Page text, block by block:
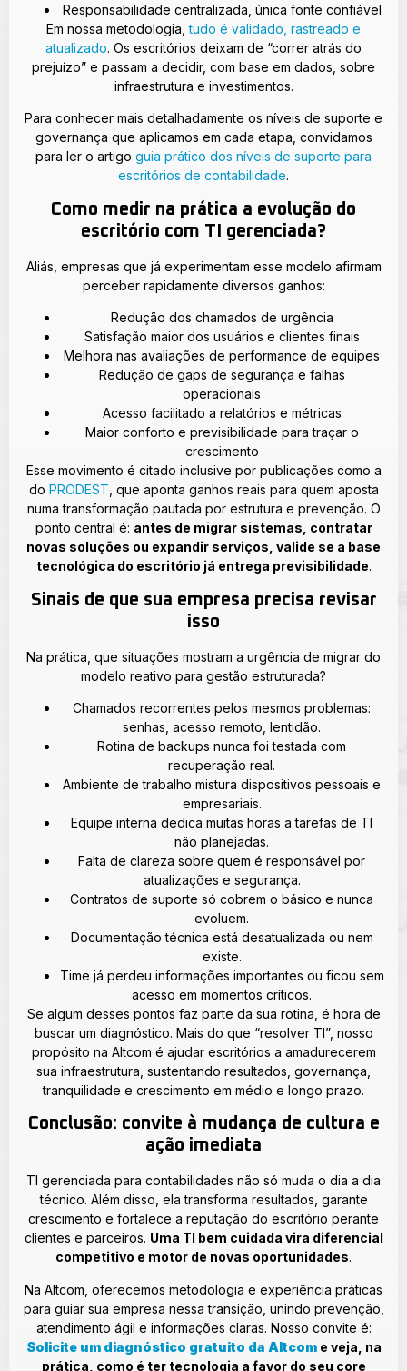
Responsabilidade centralizada, única fonte confiável
Em nossa metodologia,tudo é validado, rastreado e
atualizado. Os escritórios deixam de “correr atrás do
prejuízo” e passam a decidir, com base em dados, sobre
infraestrutura e investimentos.
Para conhecer mais detalhadamente os níveis de suporte e
governança que aplicamos em cada etapa, convidamos
para ler o artigo guia prático dos níveis de suporte para
escritórios de contabilidade.
Como medir na prática a evolução do
escritório com TI gerenciada?
Aliás, empresas que já experimentam esse modelo afirmam
perceber rapidamente diversos ganhos:
Redução dos chamados de urgência
Satisfação maior dos usuários e clientes finais
Melhora nas avaliações de performance de equipes
Redução de gaps de segurança e falhas
operacionais
Acesso facilitado a relatórios e métricas
Maior conforto e previsibilidade para traçar o
crescimento
Esse movimento é citado inclusive por publicações como a
do PRODEST , que aponta ganhos reais para quem aposta
numa transformação pautada por estrutura e prevenção. O
ponto central é: antes de migrar sistemas, contratar
novas soluções ou expandir serviços, valide se a base
tecnológica do escritório já entrega previsibilidade.
Sinais de que sua empresa precisa revisar
isso
Na prática, que situações mostram a urgência de migrar do
modelo reativo para gestão estruturada?
Chamados recorrentes pelos mesmos problemas:
senhas, acesso remoto, lentidão.
Rotina de backups nunca foi testada com
recuperação real.
Ambiente de trabalho mistura dispositivos pessoais e
empresariais.
Equipe interna dedica muitas horas a tarefas de TI
não planejadas.
Falta de clareza sobre quem é responsável por
atualizações e segurança.
Contratos de suporte só cobrem o básico e nunca
evoluem.
Documentação técnica está desatualizada ou nem
existe.
Time já perdeu informações importantes ou ficou sem
acesso em momentos críticos.
Se algum desses pontos faz parte da sua rotina, é hora de
buscar um diagnóstico. Mais do que “resolver TI”, nosso
propósito na Altcom é ajudar escritórios a amadurecerem
sua infraestrutura, sustentando resultados, governança,
tranquilidade e crescimento em médio e longo prazo.
Conclusão: convite à mudança de cultura e
ação imediata
TI gerenciada para contabilidades não só muda o dia a dia
técnico. Além disso, ela transforma resultados, garante
crescimento e fortalece a reputação do escritório perante
clientes e parceiros. Uma TI bem cuidada vira diferencial
competitivo e motor de novas oportunidades.
Na Altcom, oferecemos metodologia e experiência práticas
para guiar sua empresa nessa transição, unindo prevenção,
atendimento ágil e informações claras. Nosso convite é:
Solicite um diagnóstico gratuito da Altcome veja, na
prática, como é ter tecnologia a favor do seu core